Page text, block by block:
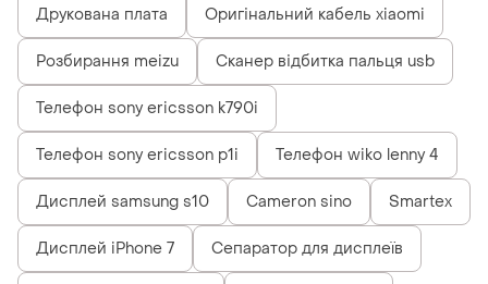
Друкована плата Оригінальний кабель xiaomi
Розбирання meizu Сканер відбитка пальця usb
Телефон sony ericsson k790i
Телефон sony ericsson p1i Телефон wiko lenny 4
Дисплей samsung s10 Cameron sino Smartex
Дисплей iPhone 7 Сепаратор для дисплеїв